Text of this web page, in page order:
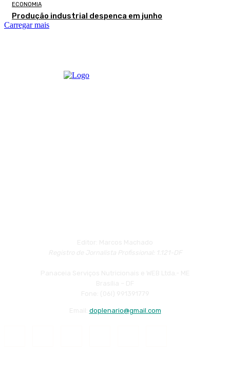
ECONOMIA
Produção industrial despenca em junho
Carregar mais
doplenario@gmail.com